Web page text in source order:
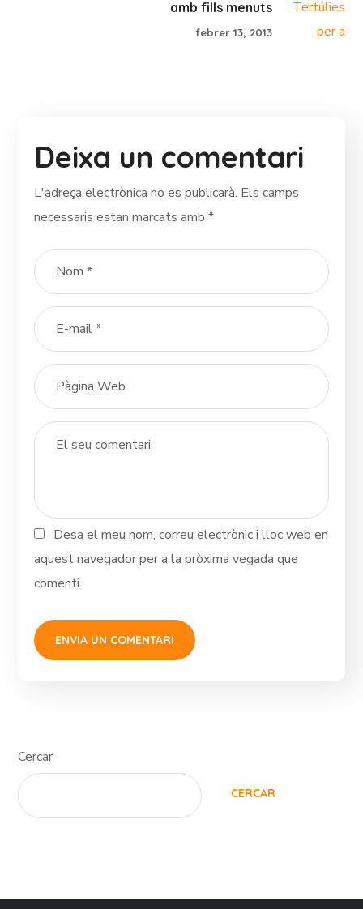
amb fills menuts
febrer 13, 2013
Deixa un comentari
L'adreça electrònica no es publicarà. Els camps
necessaris estan marcats amb*
Desa el meu nom, correu electrònic i lloc web en
aquest navegador per a la pròxima vegada que
comenti.
Cercar
CERCAR